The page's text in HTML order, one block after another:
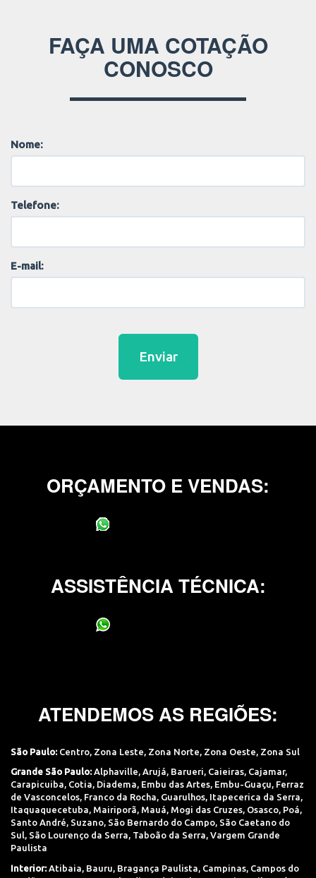
FAÇA UMA COTAÇÃO
CONOSCO
Nome:
Telefone:
E-mail:
Enviar
ORÇAMENTO E VENDAS:
ASSISTÊNCIA TÉCNICA:
ATENDEMOS AS REGIÕES:
São Paulo: Centro Zona Leste Zona Norte Zona Oeste Zona Sul
Grande São Paulo: Alphaville, Arujá, Barueri, Caieiras, Cajamar,
Carapicuiba, Cotia, Diadema, Embu das Artes, Embu-Guaçu, Ferraz
de Vasconcelos, Franco da Rocha, Guarulhos, Itapecerica da Serra,
Itaquaquecetuba, Mairiporã, Mauá, Mogi das Cruzes, Osasco, Poá,
Santo André, Suzano, São Bernardo do Campo, São Caetano do
Sul, São Lourenço da Serra, Taboão da Serra, Vargem Grande
Paulista
Interior: Atibaia Bauru Bragança Paulista Campinas Campos do